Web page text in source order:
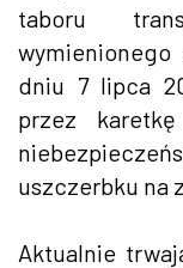
taboru
dniu 7 lipca
przez
uszczerbku na
Aktualnie